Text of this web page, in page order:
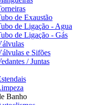
de Exaustão
de Ligação - Agua
de Ligação - Gás
e Sifões
/ Juntas
Banho